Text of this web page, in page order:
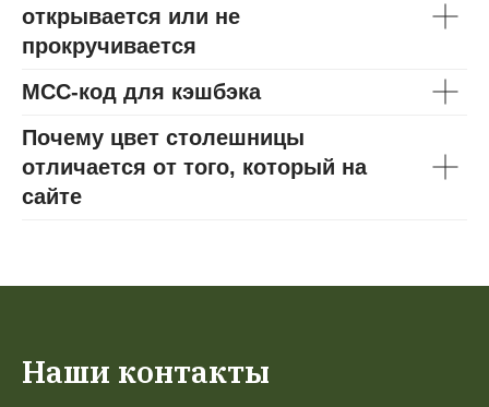
открывается или не
прокручивается
МСС-код для кэшбэка
Почему цвет столешницы
отличается от того, который на
сайте
Наши контакты